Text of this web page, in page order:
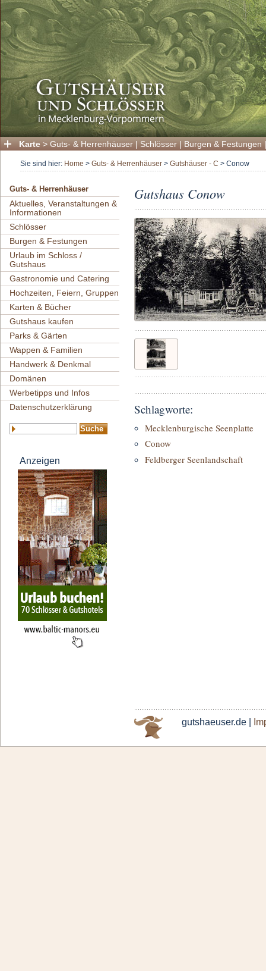
Karte > Guts- & Herrenhäuser | Schlösser | Burgen & Festungen
Sie sind hier: Home > Guts- & Herrenhäuser > Gutshäuser - C > Conow
Guts- & Herrenhäuser
Aktuelles, Veranstaltungen &
Informationen
Schlösser
Burgen & Festungen
Urlaub im Schloss /
Gutshaus
Gastronomie und Catering
Hochzeiten, Feiern, Gruppen
Karten & Bücher
Gutshaus kaufen
Parks & Gärten
Wappen & Familien
Handwerk & Denkmal
Domänen
Werbetipps und Infos
Datenschutzerklärung
Anzeigen
Gutshaus Conow
Schlagworte:
Mecklenburgische Seenplatte
Conow
Feldberger Seenlandschaft
gutshaeuser.de |